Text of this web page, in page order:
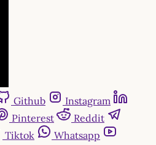
Github
Instagram
Pinterest
Reddit
Tiktok
Whatsapp